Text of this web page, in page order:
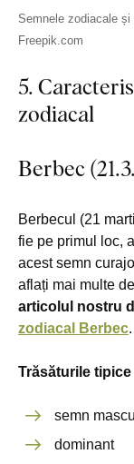
Semnele zodiacale
Freepik.com
5.
zodiacal
Berbec
Berbecul (21
fie pe primul loc,
acest semn
aflați mai multe
articolul nostru
zodiacal Berbec.
Trăsăturile
semn
dominant